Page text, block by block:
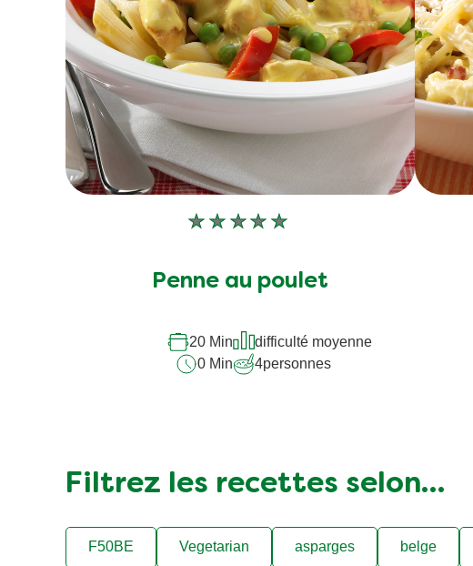
Aucune
soumise
recipe
Penne au poulet
20 Min
difficulté moyenne
0 Min
4personnes
Filtrez les recettes selon…
F50BE Vegetarian asparges belge